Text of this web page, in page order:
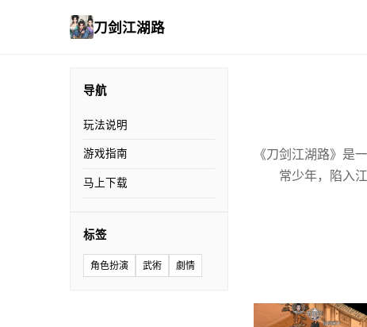
刀剑江湖路
导航
玩法说明
游戏指南
马上下载
标签
角色扮演 武術 劇情
《刀剑江湖路》是
常少年，陷入